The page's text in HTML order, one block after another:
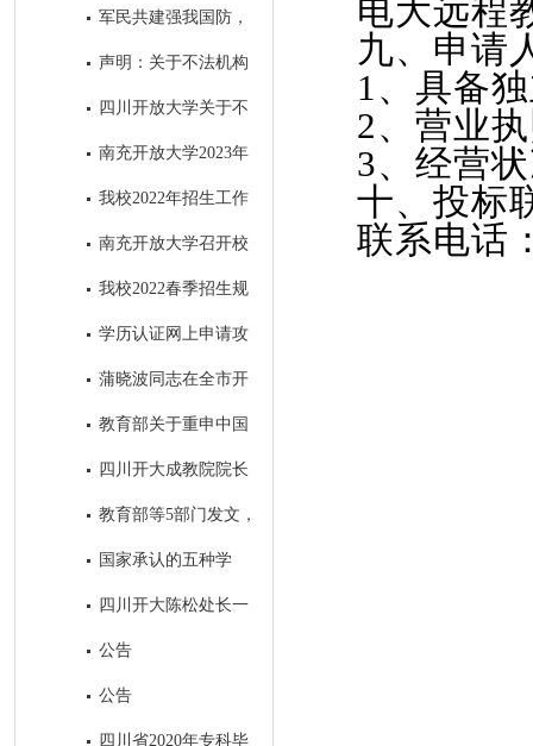
南充开大办“拥军班” ----南充开
仪式圆满举行
军民共建强我国防，
南充开大办“拥军班” ----南充开
仪式圆满举行
声明：关于不法机构
冒用我校名义进行虚假招生的郑
四川开放大学关于不
法机构冒用我校名义进行虚假招
南充开放大学2023年
春季招生简章
我校2022年招生工作
取得历史性突破
南充开放大学召开校
本部2022年秋季招生工作会
我校2022春季招生规
模名列全省市州开大第一名
学历认证网上申请攻
蒲晓波同志在全市开
大系统招生会议上的讲话
教育部关于重申中国
高等教育学生信息网是学历证书
四川开大成教院院长
帅勇一行到我校考察调研
教育部等5部门发文，
加强高等学历继续教育广告发布
国家承认的五种学
历，分别是什么？
四川开大陈松处长一
行到我校考察调研招生工作
公告
公告
四川省2020年专科毕
电大远程
九、申请
1、具备
2、营业
3、经营
十、投标
联系电话